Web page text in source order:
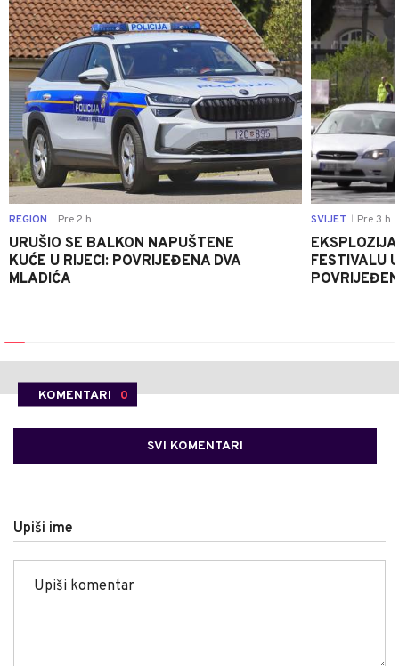
REGION Pre 2 h
URUŠIO SE BALKON NAPUŠTENE
KUĆE U RIJECI: POVRIJEĐENA DVA
MLADIĆA
SVIJET Pre 3 h
FESTIVALU
KOMENTARI 0
SVI KOMENTARI
Upiši ime